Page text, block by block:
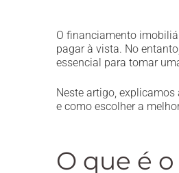
O financiamento
pagar à vista. No
essencial para tomar
Neste artigo,
e como escolher a
O que é